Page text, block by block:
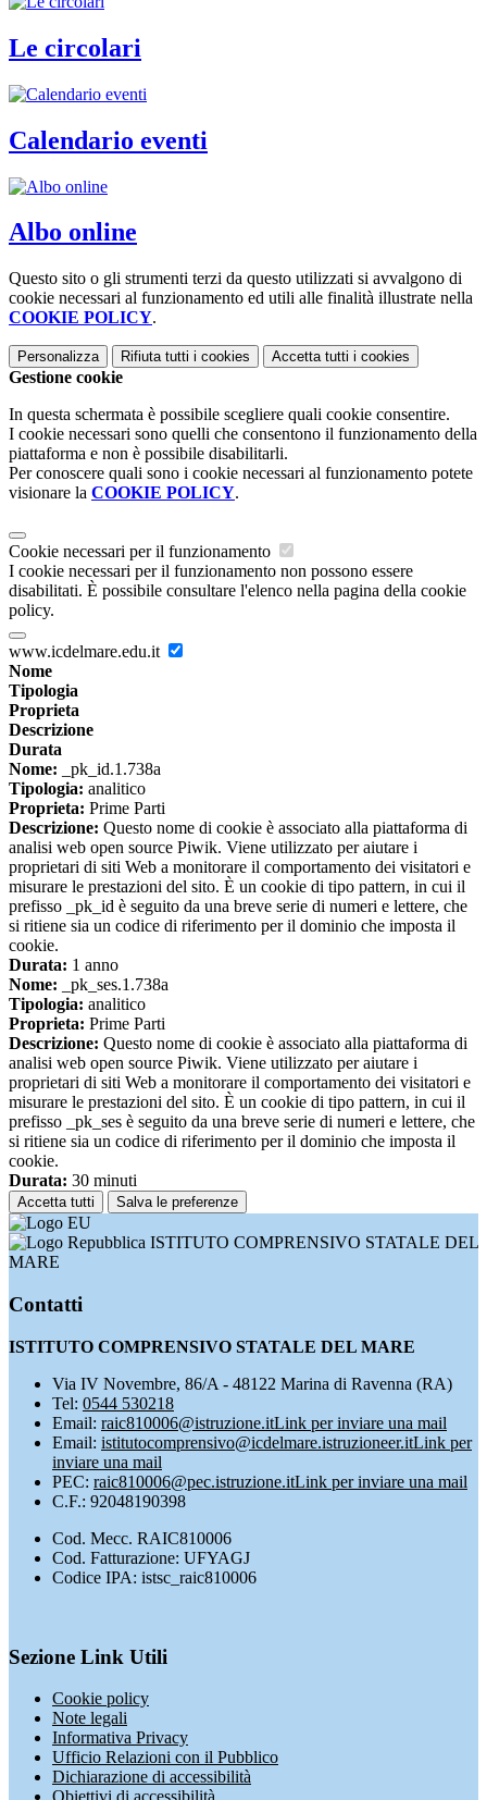
Le circolari
Calendario eventi
Albo online
Questo sito o gli strumenti terzi da questo utilizzati si avvalgono di
cookie necessari al funzionamento ed utili alle finalità illustrate nella
COOKIE POLICY.
Personalizza Rifiuta tutti i cookies Accetta tutti i cookies
Gestione cookie
In questa schermata è possibile scegliere quali cookie consentire.
I cookie necessari sono quelli che consentono il funzionamento della
piattaforma e non è possibile disabilitarli.
Per conoscere quali sono i cookie necessari al funzionamento potete
visionare la COOKIE POLICY.
Cookie necessari per il funzionamento
I cookie necessari per il funzionamento non possono essere
disabilitati. È possibile consultare l'elenco nella pagina della cookie
policy.
www.icdelmare.edu.it
Nome
Tipologia
Proprieta
Descrizione
Durata
Nome: _pk_id.1.738a
Tipologia: analitico
Proprieta: Prime Parti
Descrizione: Questo nome di cookie è associato alla piattaforma di
analisi web open source Piwik. Viene utilizzato per aiutare i
proprietari di siti Web a monitorare il comportamento dei visitatori e
misurare le prestazioni del sito. È un cookie di tipo pattern, in cui il
prefisso _pk_id è seguito da una breve serie di numeri e lettere, che
si ritiene sia un codice di riferimento per il dominio che imposta il
cookie.
Durata: 1 anno
Nome: _pk_ses.1.738a
Tipologia: analitico
Proprieta: Prime Parti
Descrizione: Questo nome di cookie è associato alla piattaforma di
analisi web open source Piwik. Viene utilizzato per aiutare i
proprietari di siti Web a monitorare il comportamento dei visitatori e
misurare le prestazioni del sito. È un cookie di tipo pattern, in cui il
prefisso _pk_ses è seguito da una breve serie di numeri e lettere, che
si ritiene sia un codice di riferimento per il dominio che imposta il
cookie.
Durata: 30 minuti
Accetta tutti Salva le preferenze
ISTITUTO COMPRENSIVO STATALE DEL
MARE
Contatti
ISTITUTO COMPRENSIVO STATALE DEL MARE
Via IV Novembre, 86/A - 48122 Marina di Ravenna (RA)
Tel: 0544 530218
Email: raic810006@istruzione.itLink per inviare una mail
Email: istitutocomprensivo@icdelmare.istruzioneer.itLink per
inviare una mail
PEC: raic810006@pec.istruzione.itLink per inviare una mail
C.F.: 92048190398
Cod. Mecc. RAIC810006
Cod. Fatturazione: UFYAGJ
Codice IPA: istsc_raic810006
Sezione Link Utili
Cookie policy
Note legali
Informativa Privacy
Ufficio Relazioni con il Pubblico
Dichiarazione di accessibilità